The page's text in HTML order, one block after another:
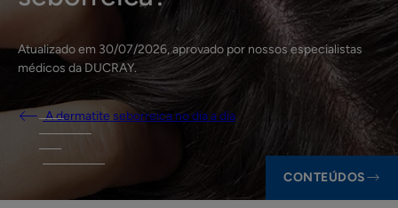
Atualizado em 30/07/2026, aprovado por nossos especialistas
médicos da DUCRAY.
A dermatite seborreica no dia a dia
CONTEÚDOS